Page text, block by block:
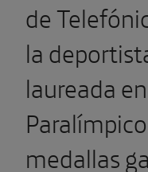
de
la
laureada
medallas